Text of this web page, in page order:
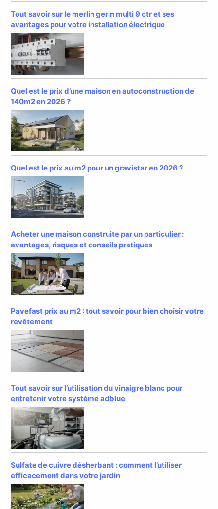
Tout savoir sur le merlin gerin multi 9 ctr et ses
avantages pour votre installation électrique
Quel est le prix d’une maison en autoconstruction de
140m2 en 2026 ?
Quel est le prix au m2 pour un gravistar en 2026 ?
Acheter une maison construite par un particulier :
avantages, risques et conseils pratiques
Pavefast prix au m2 : tout savoir pour bien choisir votre
revêtement
Tout savoir sur l’utilisation du vinaigre blanc pour
entretenir votre système adblue
Sulfate de cuivre désherbant : comment l’utiliser
efficacement dans votre jardin